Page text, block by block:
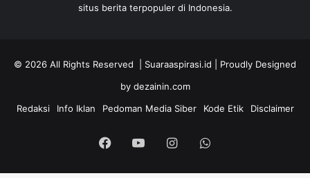
situs berita terpopuler di Indonesia.
© 2026 All Rights Reserved | Suaraaspirasi.id | Proudly Designed
by dezainin.com
Redaksi
Info Iklan Pedoman Media Siber Kode Etik Disclaimer
FacebookYouTubeInstagramWhatsApp